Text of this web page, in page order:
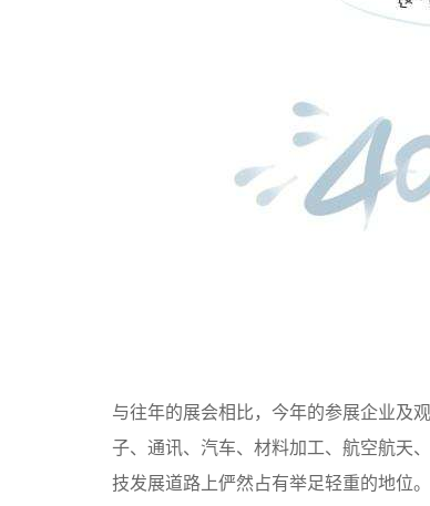
与往年的展会相比，今年的参展企业及
子、通讯、汽车、材料加工、航空航天
技发展道路上俨然占有举足轻重的地位。